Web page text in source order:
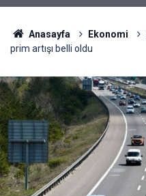
Anasayfa Ekonomi
prim artışı belli oldu